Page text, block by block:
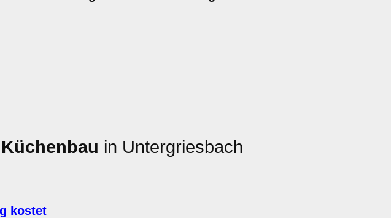
Küchenbau in Untergriesbach
kostet